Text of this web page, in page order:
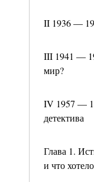
II 1936 —
III 1941 —
мир?
IV 1957 —
детектива
Глава 1.
и что